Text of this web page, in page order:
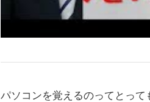
パソコンを覚えるのってとっ